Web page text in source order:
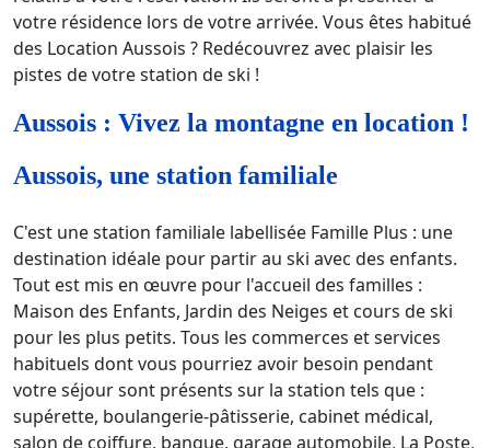
votre résidence lors de votre arrivée. Vous êtes habitué
des Location Aussois ? Redécouvrez avec plaisir les
pistes de votre station de ski !
Aussois : Vivez la montagne en location !
Aussois, une station familiale
C'est une station familiale labellisée Famille Plus : une
destination idéale pour partir au ski avec des enfants.
Tout est mis en œuvre pour l'accueil des familles :
Maison des Enfants, Jardin des Neiges et cours de ski
pour les plus petits. Tous les commerces et services
habituels dont vous pourriez avoir besoin pendant
votre séjour sont présents sur la station tels que :
supérette, boulangerie-pâtisserie, cabinet médical,
salon de coiffure, banque, garage automobile, La Poste,